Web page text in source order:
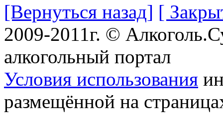
[Вернуться назад] [
2009-2011г. ©
алкогольный портал
Условия использования
размещённой на